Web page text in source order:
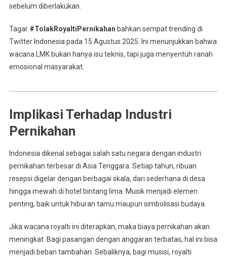
sebelum diberlakukan.
Tagar #TolakRoyaltiPernikahan bahkan sempat trending di
Twitter Indonesia pada 15 Agustus 2025. Ini menunjukkan bahwa
wacana LMK bukan hanya isu teknis, tapi juga menyentuh ranah
emosional masyarakat.
Implikasi Terhadap Industri
Pernikahan
Indonesia dikenal sebagai salah satu negara dengan industri
pernikahan terbesar di Asia Tenggara. Setiap tahun, ribuan
resepsi digelar dengan berbagai skala, dari sederhana di desa
hingga mewah di hotel bintang lima. Musik menjadi elemen
penting, baik untuk hiburan tamu maupun simbolisasi budaya.
Jika wacana royalti ini diterapkan, maka biaya pernikahan akan
meningkat. Bagi pasangan dengan anggaran terbatas, hal ini bisa
menjadi beban tambahan. Sebaliknya, bagi musisi, royalti